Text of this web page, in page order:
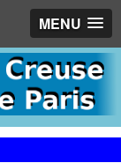
MENU